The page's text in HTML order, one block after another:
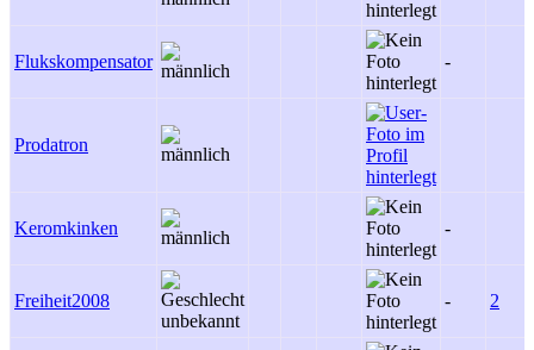
Flukskompensator -
Prodatron
Keromkinken -
Freiheit2008 - 2